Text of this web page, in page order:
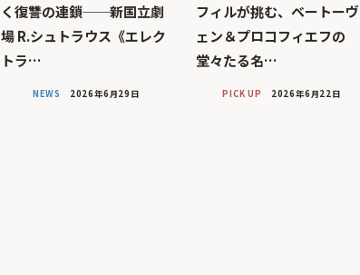
く復讐の連鎖──新国立劇
場 R.シュトラウス《エレク
トラ…
NEWS 2026年6月29日
フィルが挑む、ベートーヴ
ェン＆プロコフィエフの
堂々たる名…
PICK UP 2026年6月22日